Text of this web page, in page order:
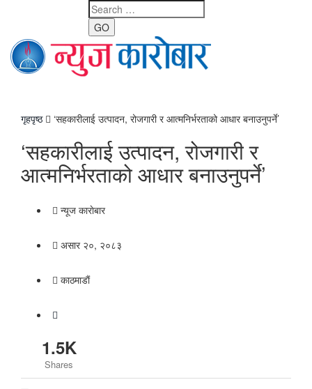
GO
गृहपृष्ठ ‘सहकारीलाई उत्पादन, रोजगारी र आत्मनिर्भरताको आधार बनाउनुपर्ने’
‘सहकारीलाई उत्पादन, रोजगारी र
आत्मनिर्भरताको आधार बनाउनुपर्ने’
न्यूज काराेबार
असार २०, २०८३
काठमाडाैं
1.5K
Shares